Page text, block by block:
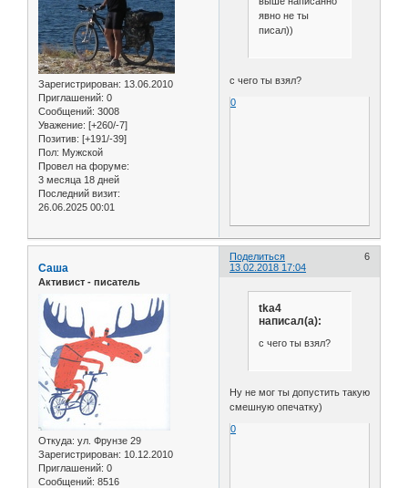
Зарегистрирован: 13.06.2010
Приглашений: 0
Сообщений: 3008
Уважение: [+260/-7]
Позитив: [+191/-39]
Пол: Мужской
Провел на форуме:
3 месяца 18 дней
Последний визит:
26.06.2025 00:01
явно не ты
писал))
c чего ты взял?
0
Поделиться
6
13.02.2018 17:04
Саша
Активист - писатель
Откуда: ул. Фрунзе 29
Зарегистрирован: 10.12.2010
Приглашений: 0
Сообщений: 8516
tka4
написал(а):
c чего ты взял?
Ну не мог ты допустить такую
смешную опечатку)
0